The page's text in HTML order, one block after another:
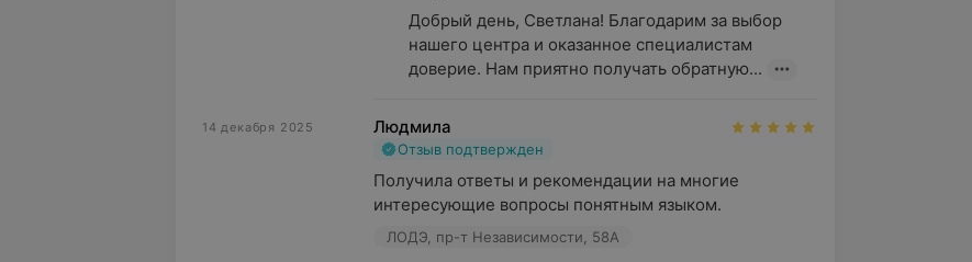
Добрый день, Светлана! Благодарим за выбор
нашего центра и оказанное специалистам
доверие. Нам приятно получать обратную...
14 декабря 2025 Людмила
Отзыв подтвержден
Получила ответы и рекомендации на многие
интересующие вопросы понятным языком.
ЛОДЭ, пр-т Независимости, 58А